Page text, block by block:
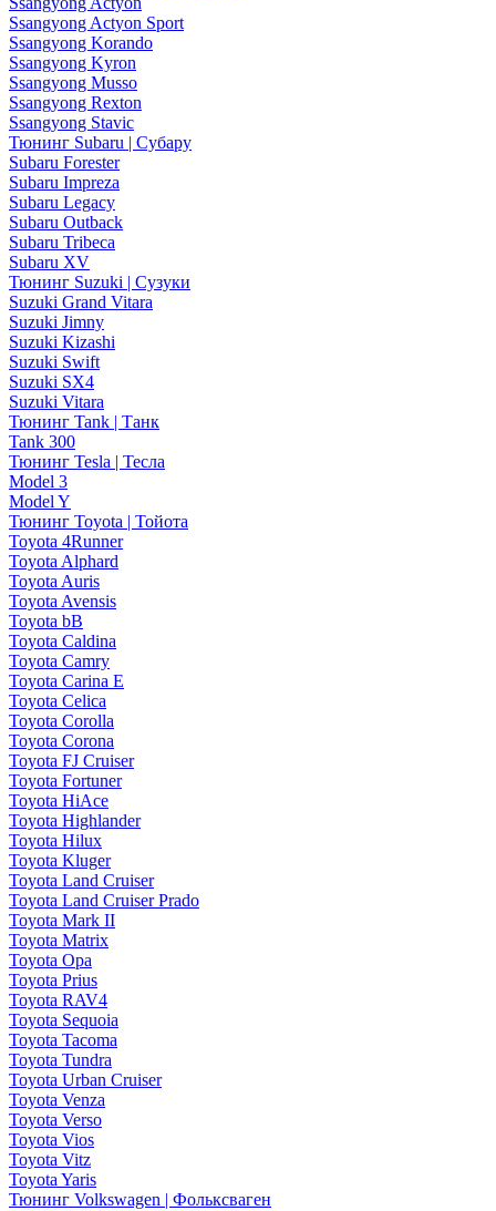
Ssangyong Actyon Sport
Ssangyong Korando
Ssangyong Kyron
Ssangyong Musso
Ssangyong Rexton
Ssangyong Stavic
Тюнинг Subaru | Субару
Subaru Forester
Subaru Impreza
Subaru Legacy
Subaru Outback
Subaru Tribeca
Subaru XV
Тюнинг Suzuki | Сузуки
Suzuki Grand Vitara
Suzuki Jimny
Suzuki Kizashi
Suzuki Swift
Suzuki SX4
Suzuki Vitara
Тюнинг Tank | Танк
Tank 300
Тюнинг Tesla | Тесла
Model 3
Model Y
Тюнинг Toyota | Тойота
Toyota 4Runner
Toyota Alphard
Toyota Auris
Toyota Avensis
Toyota bB
Toyota Caldina
Toyota Camry
Toyota Carina E
Toyota Celica
Toyota Corolla
Toyota Corona
Toyota FJ Cruiser
Toyota Fortuner
Toyota HiAce
Toyota Highlander
Toyota Hilux
Toyota Kluger
Toyota Land Cruiser
Toyota Land Cruiser Prado
Toyota Mark II
Toyota Matrix
Toyota Opa
Toyota Prius
Toyota RAV4
Toyota Sequoia
Toyota Tacoma
Toyota Tundra
Toyota Urban Cruiser
Toyota Venza
Toyota Verso
Toyota Vios
Toyota Vitz
Toyota Yaris
Тюнинг Volkswagen | Фольксваген